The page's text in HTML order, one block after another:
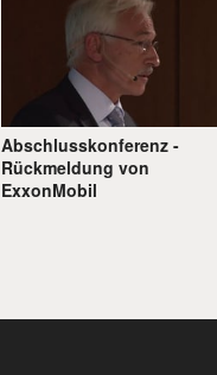
Abschlusskonferenz -
Rückmeldung von
ExxonMobil